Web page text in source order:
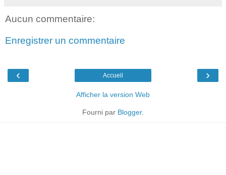
Aucun commentaire:
Enregistrer un commentaire
‹ ›
Accueil
Afficher la version Web
Fourni par Blogger.